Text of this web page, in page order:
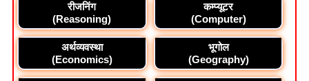
रीजनिंग
(Reasoning)
कम्प्यूटर
(Computer)
अर्थव्यवस्था
(Economics)
भूगोल
(Geography)